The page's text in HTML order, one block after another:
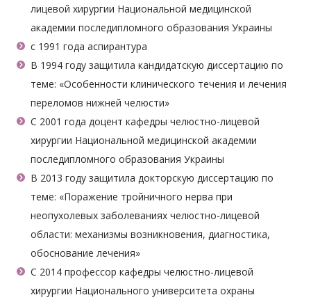
лицевой хирургии Национальной медицинской
академии последипломного образования Украины
с 1991 года аспирантура
В 1994 году защитила кандидатскую диссертацию по
теме: «Особенности клинического течения и лечения
переломов нижней челюсти»
С 2001 года доцент кафедры челюстно-лицевой
хирургии Национальной медицинской академии
последипломного образования Украины
В 2013 году защитила докторскую диссертацию по
теме: «Поражение тройничного нерва при
неопухолевых заболеваниях челюстно-лицевой
области: механизмы возникновения, диагностика,
обоснование лечения»
С 2014 профессор кафедры челюстно-лицевой
хирургии Национального университета охраны